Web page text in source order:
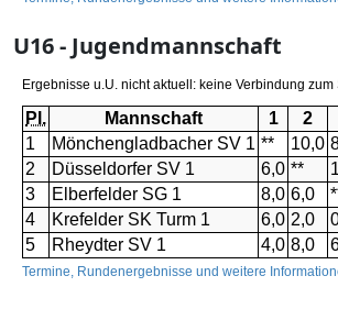
U16 - Jugendmannschaft